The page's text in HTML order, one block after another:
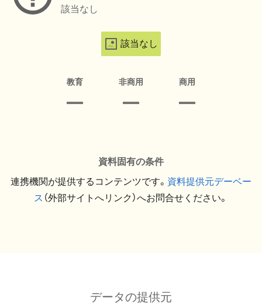
該当なし
該当なし
教育 非商用 商用
資料固有の条件
連携機関が提供するコンテンツです。 資料提供元デーベー
ス （外部サイトへリンク）へお問合せください。
データの提供元